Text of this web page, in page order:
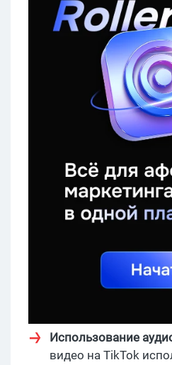
Использование
видео на TikTok